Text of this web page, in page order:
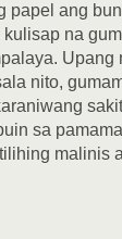
papel ang
kulisap na
Upang
nito,
sa
malinis